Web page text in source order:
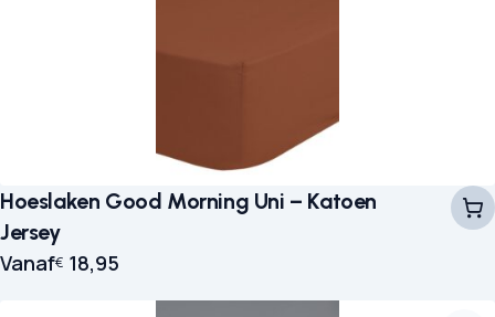
Hoeslaken Good Morning Uni – Katoen
Jersey
Vanaf€ 18,95